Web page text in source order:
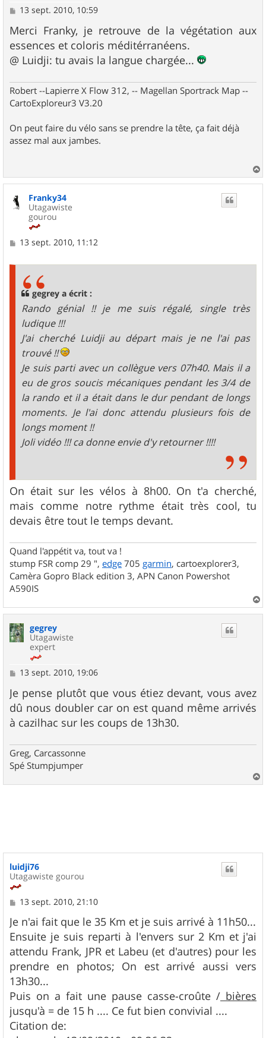
M
s
s
a
g
e
13 sept. 2010, 10:59
Merci Franky, je retrouve de la végétation aux
essences et coloris méditérranéens.
@ Luidji: tu avais la langue chargée...
Robert --Lapierre X Flow 312, -- Magellan Sportrack Map --
CartoExploreur3 V3.20
On peut faire du vélo sans se prendre la tête, ça fait déjà
assez mal aux jambes.
a
Franky34
Utagawiste
gourou
M13 sept. 2010, 11:12
gegrey a écrit :
Rando génial !! je me suis régalé, single très
ludique !!!
J'ai cherché Luidji au départ mais je ne l'ai pas
trouvé !!
Je suis parti avec un collègue vers 07h40. Mais il a
eu de gros soucis mécaniques pendant les 3/4 de
la rando et il a était dans le dur pendant de longs
moments. Je l'ai donc attendu plusieurs fois de
longs moment !!
Joli vidéo !!! ca donne envie d'y retourner !!!!
On était sur les vélos à 8h00. On t'a cherché,
mais comme notre rythme était très cool, tu
devais être tout le temps devant.
Quand l'appétit va, tout va !
stump FSR comp 29 ", edge 705 garmin, cartoexplorer3,
Camèra Gopro Black edition 3, APN Canon Powershot
A590IS
a
gegrey
Utagawiste
expert
M
s
s
a
g
e
13 sept. 2010, 19:06
Je pense plutôt que vous étiez devant, vous avez
dû nous doubler car on est quand même arrivés
à cazilhac sur les coups de 13h30.
Greg, Carcassonne
Spé Stumpjumper
a
luidji76
Utagawiste gourou
M
s
s
a
g
e
13 sept. 2010, 21:10
Je n'ai fait que le 35 Km et je suis arrivé à 11h50...
Ensuite je suis reparti à l'envers sur 2 Km et j'ai
attendu Frank, JPR et Labeu (et d'autres) pour les
prendre en photos; On est arrivé aussi vers
13h30...
Puis on a fait une pause casse-croûte / bières
jusqu'à = de 15 h .... Ce fut bien convivial ....
Citation de: